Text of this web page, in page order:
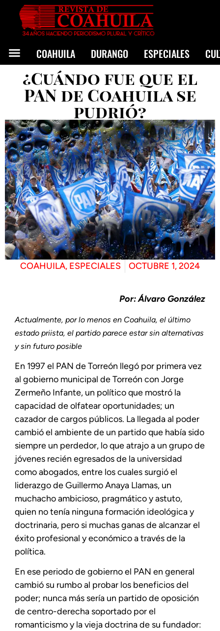
COAHUILA DURANGO ESPECIALES
¿Cuándo fue que el
PAN de Coahuila se
pudrió?
COAHUILA, ESPECIALES OCTUBRE 1, 2024
Por: Álvaro González
Actualmente, por lo menos en Coahuila, el último
estado priista, el partido parece estar sin alternativas
y sin futuro posible
En 1997 el PAN de Torreón llegó por primera vez
al gobierno municipal de Torreón con Jorge
Zermeño Infante, un político que mostró la
capacidad de olfatear oportunidades; un
cazador de cargos públicos. La llegada al poder
cambió el ambiente de un partido que había sido
siempre un perdedor, lo que atrajo a un grupo de
jóvenes recién egresados de la universidad
como abogados, entre los cuales surgió el
liderazgo de Guillermo Anaya Llamas, un
muchacho ambicioso, pragmático y astuto,
quien no tenía ninguna formación ideológica y
doctrinaria, pero si muchas ganas de alcanzar el
éxito profesional y económico a través de la
política.
En ese periodo de gobierno el PAN en general
cambió su rumbo al probar los beneficios del
poder; nunca más sería un partido de oposición
de centro-derecha soportado por el
romanticismo y la vieja doctrina de su fundador: